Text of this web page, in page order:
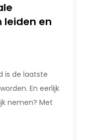
leiden en
is de laatste
En eerlijk
nemen? Met